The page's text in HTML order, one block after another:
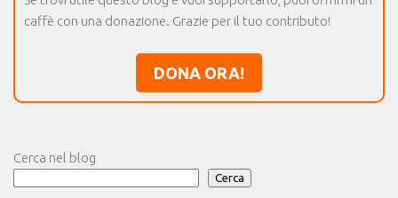
caffè con una donazione. Grazie per il tuo contributo!
DONA ORA!
Cerca nel blog
Cerca